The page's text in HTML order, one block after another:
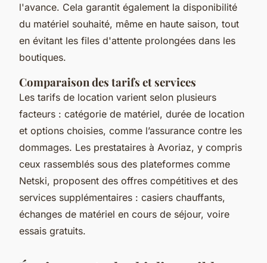
l'avance. Cela garantit également la disponibilité
du matériel souhaité, même en haute saison, tout
en évitant les files d'attente prolongées dans les
boutiques.
Comparaison des tarifs et services
Les tarifs de location varient selon plusieurs
facteurs : catégorie de matériel, durée de location
et options choisies, comme l’assurance contre les
dommages. Les prestataires à Avoriaz, y compris
ceux rassemblés sous des plateformes comme
Netski, proposent des offres compétitives et des
services supplémentaires : casiers chauffants,
échanges de matériel en cours de séjour, voire
essais gratuits.